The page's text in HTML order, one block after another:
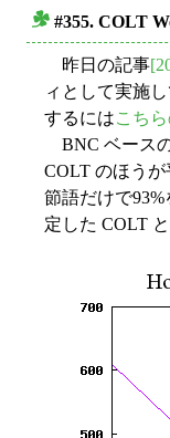
#355. COLT
昨日の記事
ィとして実施
するにはこち
BNC ベース
COLT のほう
節語だけで
定した COLT